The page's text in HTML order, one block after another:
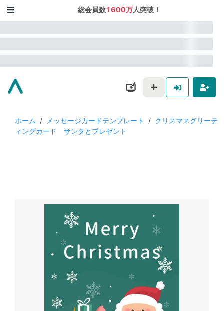
総会員数1600万人突破！
ホーム / メッセージカードテンプレート / クリスマスグリーテ
ィングカード サンタとプレゼント